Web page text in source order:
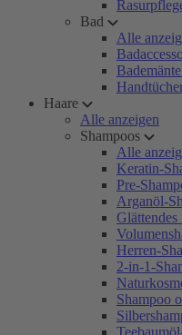
Bad
Alle
Haare
Alle anzeigen
Shampoos
Alle
Keratin-
Pre-
Arganöl-
Glättendes
Herren-
2-in-1-
Shampoo